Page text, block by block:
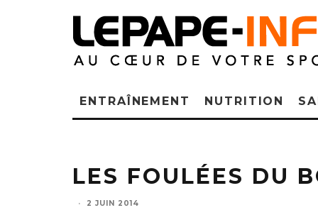
ENTRAÎNEMENT NUTRITION
LES FOULÉES DU
· 2 JUIN 2014